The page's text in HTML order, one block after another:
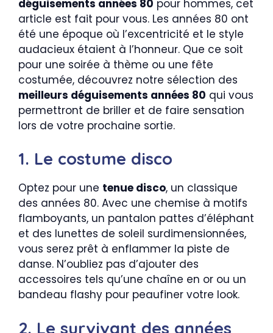
déguisements années 80 pour hommes, cet
article est fait pour vous. Les années 80 ont
été une époque où l’excentricité et le style
audacieux étaient à l’honneur. Que ce soit
pour une soirée à thème ou une fête
costumée, découvrez notre sélection des
meilleurs déguisements années 80 qui vous
permettront de briller et de faire sensation
lors de votre prochaine sortie.
1. Le costume disco
Optez pour une tenue disco, un classique
des années 80. Avec une chemise à motifs
flamboyants, un pantalon pattes d’éléphant
et des lunettes de soleil surdimensionnées,
vous serez prêt à enflammer la piste de
danse. N’oubliez pas d’ajouter des
accessoires tels qu’une chaîne en or ou un
bandeau flashy pour peaufiner votre look.
2. Le survivant des années